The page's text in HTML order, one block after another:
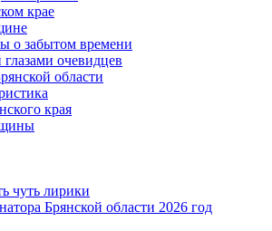
крае
о забытом времени
очевидцев
области
края
чуть лирики
Брянской области 2026 год